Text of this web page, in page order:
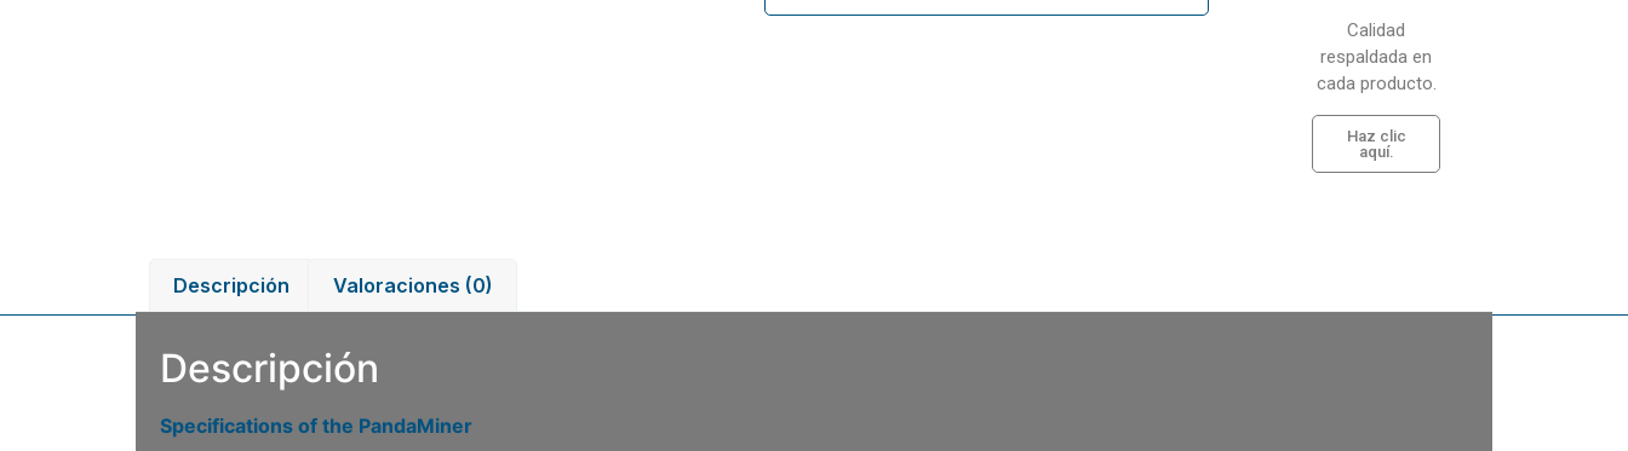
Calidad
respaldada en
cada producto.
Haz clic
aquí.
Descripción Valoraciones (0)
Descripción
Specifications of the PandaMiner